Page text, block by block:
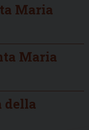
Maria
Maria
della